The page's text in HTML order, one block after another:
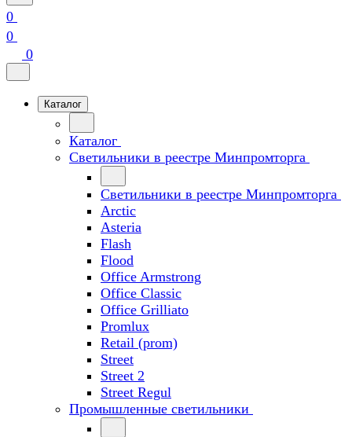
0
0
0
Каталог
Каталог
Светильники в реестре Минпромторга
Светильники в реестре Минпромторга
Arctic
Asteria
Flash
Flood
Office Armstrong
Office Classic
Office Grilliato
Promlux
Retail (prom)
Street
Street 2
Street Regul
Промышленные светильники